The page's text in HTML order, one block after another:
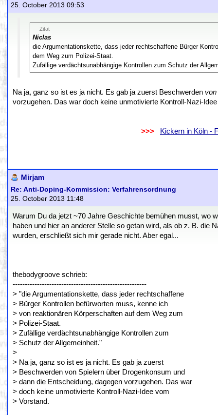
25. October 2013 09:53
Zitat
Niclas
die Argumentationskette, dass jeder rechtschaffene Bürger
dem Weg zum Polizei-Staat.
Zufällige verdächtsunabhängige Kontrollen zum Schutz der
Na ja, ganz so ist es ja nicht. Es gab ja zuerst Beschwerden von
vorzugehen. Das war doch keine unmotivierte Kontroll-Nazi-
>>>
Kickern in Köln -
Mirjam
Re: Anti-Doping-Kommission: Verfahrensordnung
25. October 2013 11:48
Warum Du da jetzt ~70 Jahre Geschichte bemühen musst, wo
haben und hier an anderer Stelle so getan wird, als ob z. B. die
wurden, erschließt sich mir gerade nicht. Aber egal...
thebodygroove schrieb:
-------------------------------------------------------
> "die Argumentationskette, dass jeder rechtschaffene
> Bürger Kontrollen befürworten muss, kenne ich
> von reaktionären Körperschaften auf dem Weg zum
> Polizei-Staat.
> Zufällige verdächtsunabhängige Kontrollen zum
> Schutz der Allgemeinheit."
>
> Na ja, ganz so ist es ja nicht. Es gab ja zuerst
> Beschwerden von Spielern über Drogenkonsum und
> dann die Entscheidung, dagegen vorzugehen. Das war
> doch keine unmotivierte Kontroll-Nazi-Idee vom
> Vorstand.